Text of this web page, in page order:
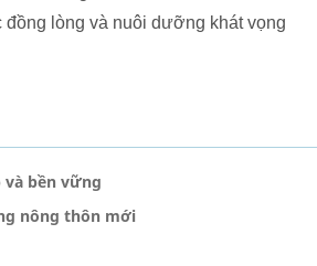
lòng và nuôi dưỡng khát vọng
bền vững
nông thôn mới